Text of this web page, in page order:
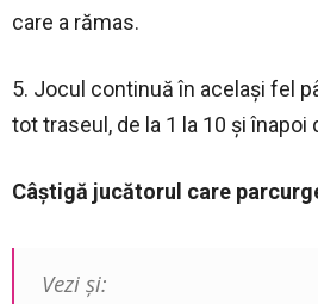
care a rămas.
5. Jocul continuă în acelaşi fel
tot traseul, de la 1 la 10 şi înapoi
Câştigă jucătorul care
Vezi și: